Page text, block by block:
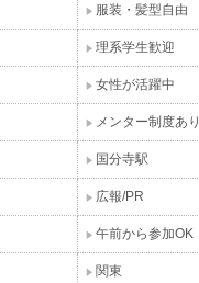
服装・髪型自由
理系学生歓迎
女性が活躍中
メンター制度あり
国分寺駅
広報/PR
午前から参加OK
関東